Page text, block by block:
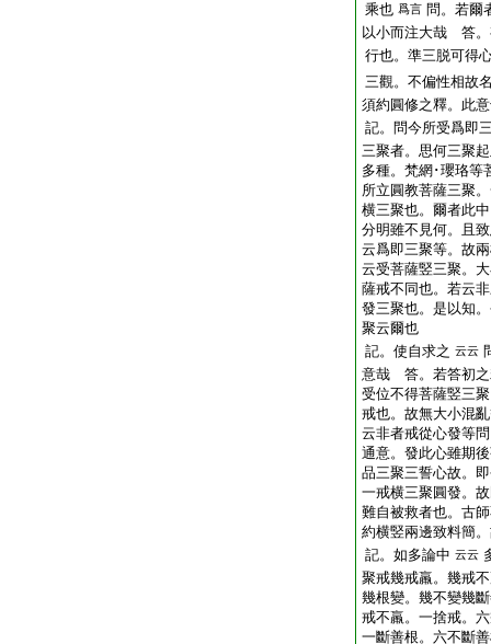
乘也 爲言 問。若爾
以小而注大哉 答。
行也。準三脱可得
三觀。不偏性相故
須約圓修之釋。此
記。問今所受爲即
三聚者。思何三聚
多種。梵網･瓔珞等
所立圓教菩薩三聚
横三聚也。爾者此
分明雖不見何。且
云爲即三聚等。故
云受菩薩竪三聚。
薩戒不同也。若云
發三聚也。是以知
聚云爾也
記。使自求之 云云
意哉 答。若答初之
受位不得菩薩竪三
戒也。故無大小混
云非者戒從心發等
通意。發此心雖期
品三聚三誓心故。
一戒横三聚圓發。
難自被救者也。古
約横竪兩邊致料簡
記。如多論中 云云
聚戒幾戒羸。幾戒
幾根變。幾不變幾
戒不羸。一捨戒。
一斷善根。六不斷